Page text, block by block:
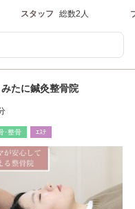
スタッフ 総数2人
たに鍼灸整骨院
･整骨 ｴｽﾃ